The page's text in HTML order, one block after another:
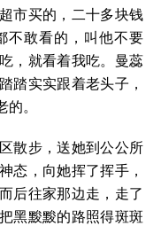
市买的，二十多块钱
不敢看的，叫他不要
，就看着我吃。曼蕊
踏实实跟着老头子，
。
散步，送她到公公所
态，向她挥了挥手，
后往家那边走，走了
黑黢黢的路照得斑斑